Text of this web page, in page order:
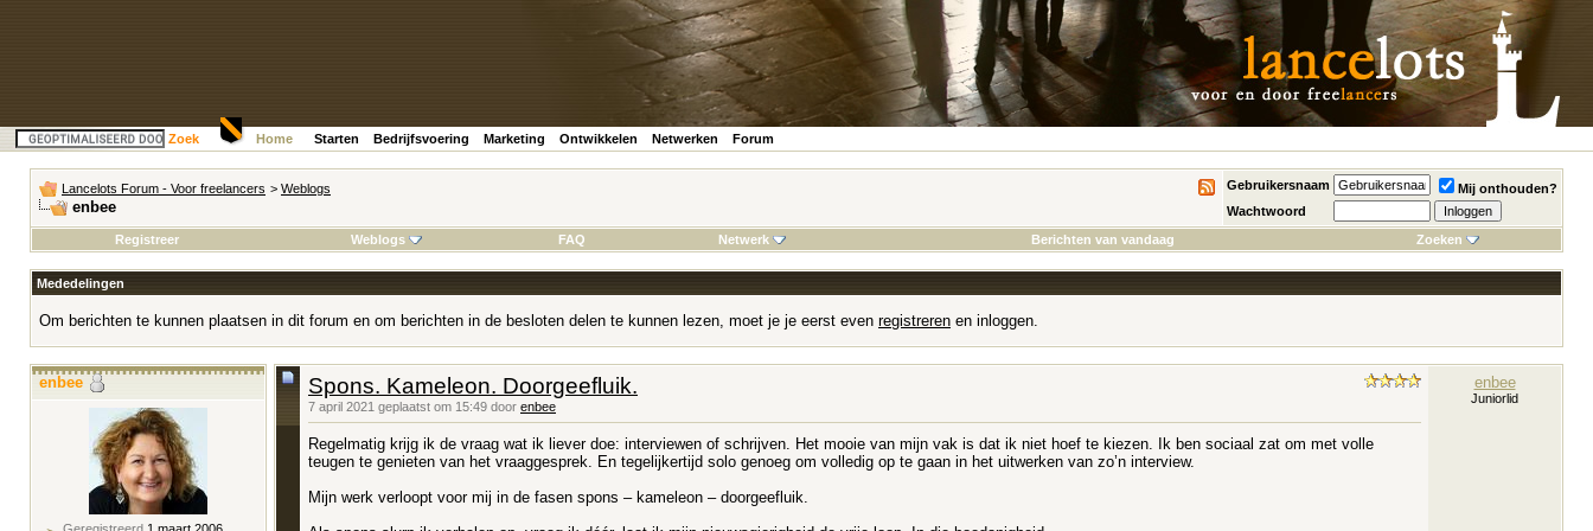
Zoek Home Starten Bedrijfsvoering Marketing Ontwikkelen Netwerken Forum
Lancelots Forum - Voor freelancers > Weblogs
enbee
Gebruikersnaam
Mij onthouden?
Wachtwoord
Registreer
Weblogs FAQ Netwerk Berichten van vandaag Zoeken
Mededelingen
Om berichten te kunnen plaatsen in dit forum en om berichten in de besloten delen te kunnen lezen, moet je je eerst even registreren en inloggen.
Spons. Kameleon. Doorgeefluik.
7 april 2021 geplaatst om 15:49 door enbee
Regelmatig krijg ik de vraag wat ik liever doe: interviewen of schrijven. Het mooie van mijn vak is dat ik niet hoef te kiezen. Ik ben sociaal zat om met volle
teugen te genieten van het vraaggesprek. En tegelijkertijd solo genoeg om volledig op te gaan in het uitwerken van zo’n interview.
Mijn werk verloopt voor mij in de fasen spons – kameleon – doorgeefluik.
enbee
Juniorlid
enbee